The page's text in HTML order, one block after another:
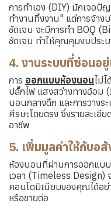
การทำเอง (DIY) มักเจอปั
ทำงานทิ้งงาน" แต่การจ้า
ชัดเจน จะมีการทำ BOQ
ชัดเจน ทำให้คุณคุมงบประ
4. งานระบบที่ซ่อนอ
การ ออกแบบห้องนอนไม่
ปลั๊กไฟ แสงสว่างทางอ้อม
นอนกลางดึก และการวางร
ศีรษะโดยตรง ซึ่งรายละเอี
อาชีพ
5. เพิ่มมูลค่าให้กับอ
ห้องนอนที่ผ่านการออกแบ
เวลา (Timeless Design)
คอนโดมิเนียมของคุณได้อย่
หรือขายต่อ